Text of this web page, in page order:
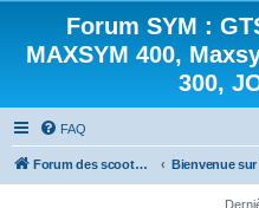
Forum SYM :
MAXSYM 400,
300,
FAQ
Forum des scooters SYM - GTS -MAXSYM - CRUISYM - JOYMAX - Maxsym TL